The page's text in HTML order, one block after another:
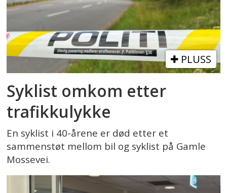
PLUSS
Syklist omkom etter
trafikkulykke
En syklist i 40-årene er død etter et
sammenstøt mellom bil og syklist på Gamle
Mossevei.